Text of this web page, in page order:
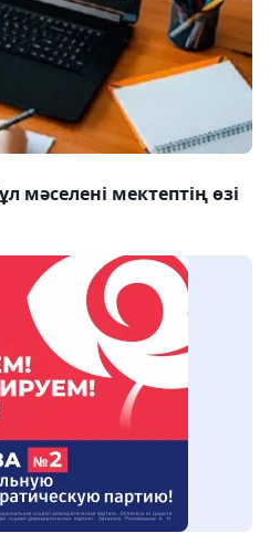
мәселені мектептің өзі